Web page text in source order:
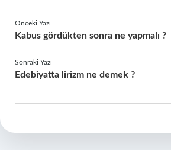
Önceki Yazı
Kabus gördükten sonra ne yapmalı ?
Sonraki Yazı
Edebiyatta lirizm ne demek ?